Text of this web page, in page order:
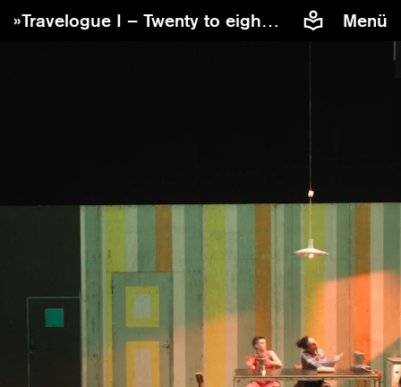
Datenschutzerklärung
»Travelogue I – Twenty to eight«
»Travelogue I – Twenty to eight« an der SZENE Salzburg Menü